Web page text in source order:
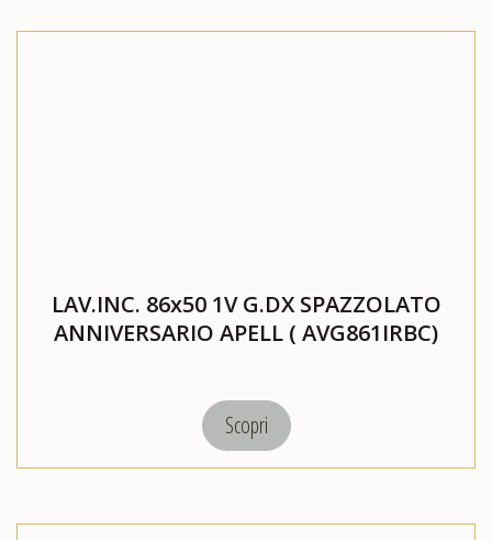
LAV.INC. 86x50 1V G.DX SPAZZOLATO
ANNIVERSARIO APELL ( AVG861IRBC)
Scopri